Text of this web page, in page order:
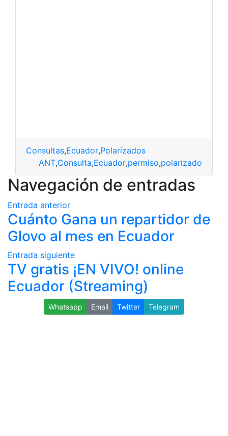
Consultas,Ecuador,Polarizados
ANT,Consulta,Ecuador,permiso,polarizado
Navegación de entradas
Entrada anterior
Cuánto Gana un repartidor de
Glovo al mes en Ecuador
Entrada siguiente
TV gratis ¡EN VIVO! online
Ecuador (Streaming)
Whatsapp Email Twitter Telegram